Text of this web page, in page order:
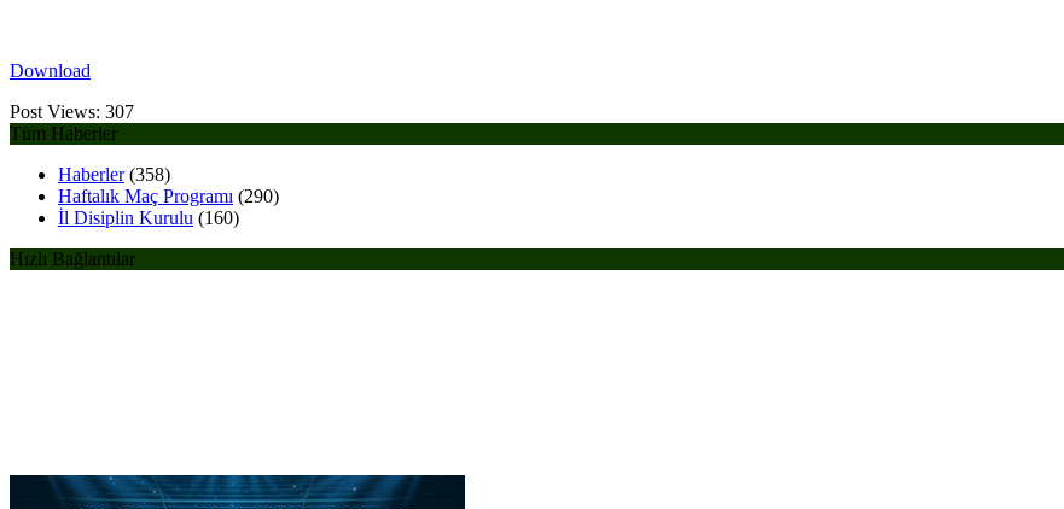
Download
Post Views: 307
Tüm Haberler
Haberler(358)
Haftalık Maç Programı (290)
İl Disiplin Kurulu (160)
Hızlı Bağlantılar